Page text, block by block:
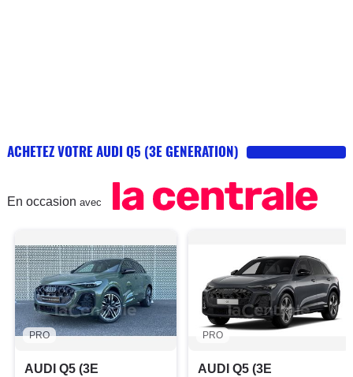
ACHETEZ VOTRE AUDI Q5 (3E GENERATION)
En occasion avec
PRO
AUDI Q5 (3E
PRO
AUDI Q5 (3E